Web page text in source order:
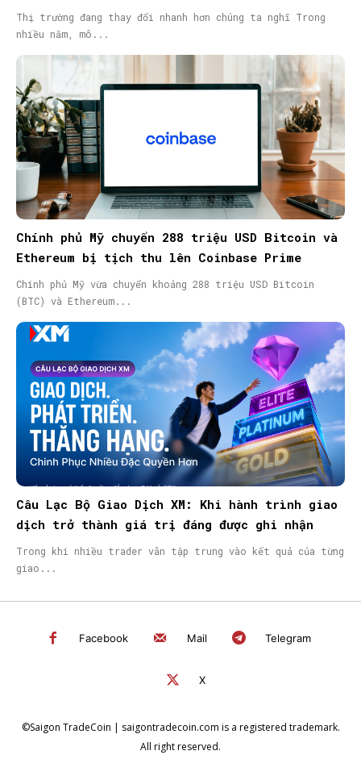
Thị trường đang thay đổi nhanh hơn chúng ta nghĩ Trong
nhiều năm, mô...
Chính phủ Mỹ chuyển 288 triệu USD Bitcoin và
Ethereum bị tịch thu lên Coinbase Prime
Chính phủ Mỹ vừa chuyển khoảng 288 triệu USD Bitcoin
(BTC) và Ethereum...
Câu Lạc Bộ Giao Dịch XM: Khi hành trình giao
dịch trở thành giá trị đáng được ghi nhận
Trong khi nhiều trader vẫn tập trung vào kết quả của từng
giao...
Facebook Mail Telegram
X
©Saigon TradeCoin | saigontradecoin.com is a registered trademark.
All right reserved.